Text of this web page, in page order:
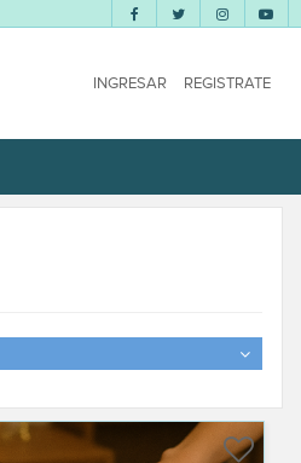
INGRESAR REGISTRATE